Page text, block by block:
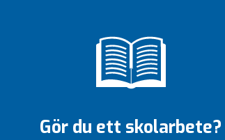
Gör du ett skolarbete?